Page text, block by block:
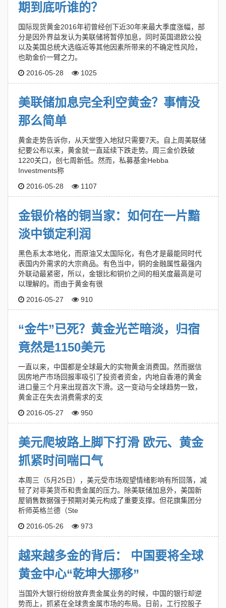
期到底听谁的？
国际现货黄金2016年初曾经创下近30年来最大季度涨幅，部
分是因外界益发认为美联储将暂停加息，同时英国退欧公投
以及美国总统大选临近等其他因素所带来的不确定性风险，
也助金价一臂之力。
2016-05-28
1025
美联储加息完全利空黄金？事情没
那么简单
黄金走势告诉你，从天堂堕入地狱只需要7天。自上周美联储
纪要公布以来，黄金就一直延续下跌走势。周三金价跌破
1220关口，创七周新低。然而，私募基金Hebba
Investments称
2016-05-28
1107
金银价格的铜当家：如何在一片黯
淡中锁定利润
黑色系太本地化，而原油又太国际化，有色才是最能同时代
表国内外需求的大宗商品。有色当中，铜的金融属性最强内
外联动最紧密，所以，金银比和铜价之间的相关度最高是可
以理解的。而由于黄金有很
2016-05-27
910
“金牛”已死？黄金光芒暗淡，归宿
竟然是1150美元
一直以来，中国都是全球最大的实物黄金消费国。然而据信
因房地产市场回报率吸引了投资者资金，内地自香港的黄金
进口量三个月来出现首次下滑。这一变动与全球趋势一致，
黄金正在失去消费需求的支
2016-05-27
950
美元爬坡路上脚下打滑 欧元、黄金
抓紧时间喘口气
本周三（5月25日），美元受市场观望情绪影响有所回落，减
轻了对非美货币和贵金属的压力。除美联储加息外，美国新
屋销售数据强于预期对美元构成了重要支撑。但花旗集团分
析师英格兰德（Ste
2016-05-26
973
越来越多金的背后： 中国要将全球
黄金中心“乾坤大挪移”
当国外大银行纷纷放弃贵金属业务的时候，中国的银行却逆
势而上，抓紧在全球贵金属市场的布局。日前，工行控股子